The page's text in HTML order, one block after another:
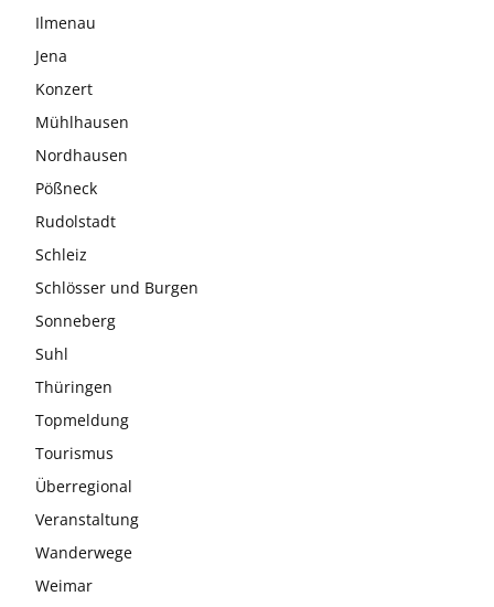
Ilmenau
Jena
Konzert
Mühlhausen
Nordhausen
Pößneck
Rudolstadt
Schleiz
Schlösser und Burgen
Sonneberg
Suhl
Thüringen
Topmeldung
Tourismus
Überregional
Veranstaltung
Wanderwege
Weimar